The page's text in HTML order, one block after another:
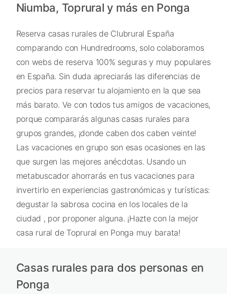
Niumba, Toprural y más en Ponga
Reserva casas rurales de Clubrural España
comparando con Hundredrooms, solo colaboramos
con webs de reserva 100% seguras y muy populares
en España. Sin duda apreciarás las diferencias de
precios para reservar tu alojamiento en la que sea
más barato. Ve con todos tus amigos de vacaciones,
porque compararás algunas casas rurales para
grupos grandes, ¡donde caben dos caben veinte!
Las vacaciones en grupo son esas ocasiones en las
que surgen las mejores anécdotas. Usando un
metabuscador ahorrarás en tus vacaciones para
invertirlo en experiencias gastronómicas y turísticas:
degustar la sabrosa cocina en los locales de la
ciudad , por proponer alguna. ¡Hazte con la mejor
casa rural de Toprural en Ponga muy barata!
Casas rurales para dos personas en
Ponga